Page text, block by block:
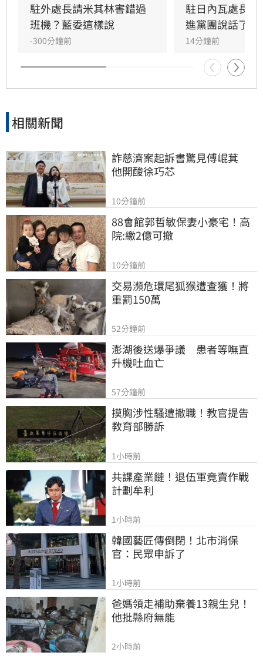
辱同仁、歧視宗教與性別，並濫用職權將公務員
當私人司機，甚至因極端撙節導致辦公室連洗手
乳等基本物資都短缺，行徑相當誇張。
駐外處長請米其林害錯過
班機？藍委這樣說
-300分鐘前
駐日內瓦處長
進黨團說話了
14分鐘前
相關新聞
詐慈濟案起訴書驚見傅崐萁
他開酸徐巧芯
10分鐘前
88會館郭哲敏保妻小豪宅！高
院:繳2億可撤
10分鐘前
交易瀕危環尾狐猴遭查獲！將
重罰150萬
52分鐘前
澎湖後送爆爭議　患者等嘸直
升機吐血亡
57分鐘前
摸胸涉性騷遭撤職！教官提告
教育部勝訴
1小時前
共諜產業鏈！退伍軍竟賣作戰
計劃牟利
1小時前
韓國藝匠傳倒閉！北市消保
官：民眾申訴了
1小時前
爸媽領走補助棄養13親生兒！
他批縣府無能
2小時前